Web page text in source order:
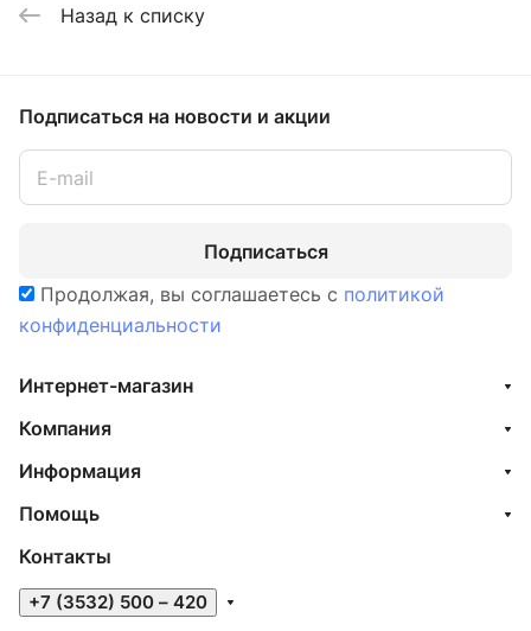
Назад к списку
Подписаться на новости и акции
Подписаться
Продолжая, вы соглашаетесь с политикой
конфиденциальности
Интернет-магазин
Компания
Информация
Помощь
Контакты
+7 (3532) 500 – 420